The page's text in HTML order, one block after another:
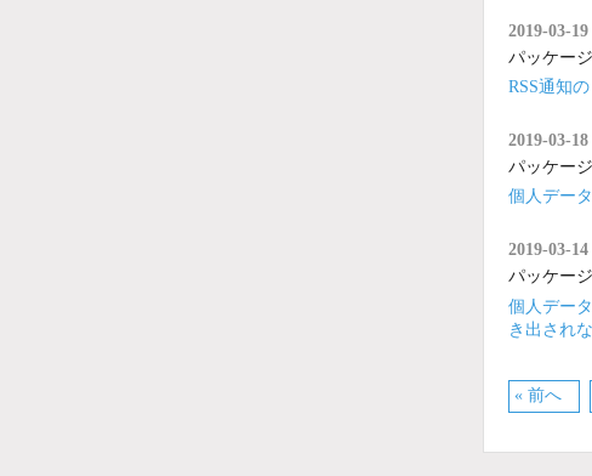
2019-03-19
パッケー
RSS通知
2019-03-18
パッケー
個人デー
2019-03-14
パッケー
個人デー
き出されな
« 前へ